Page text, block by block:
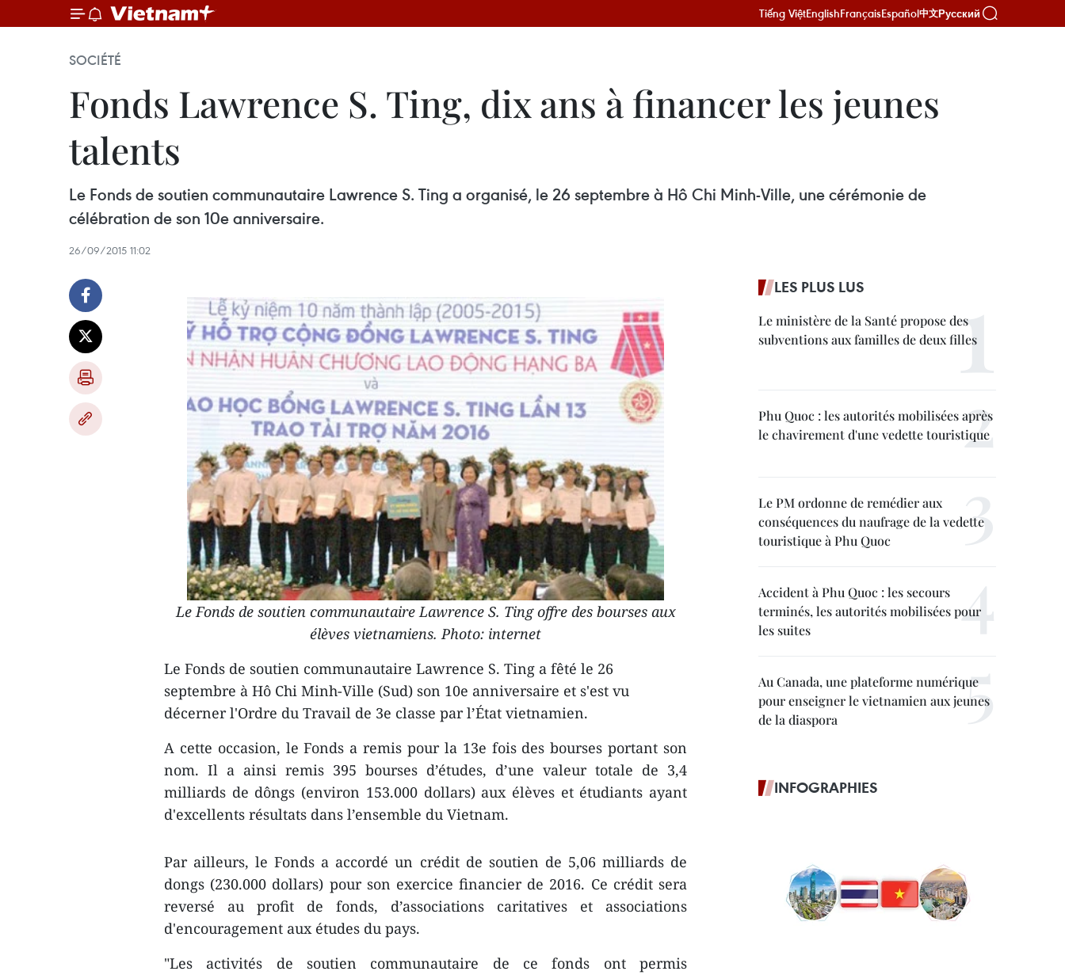
Tiếng ViệtEnglishFrançaisEspañol中文Русский
SOCIÉTÉ
Fonds Lawrence S. Ting, dix ans à financer les jeunes
talents
Le Fonds de soutien communautaire Lawrence S. Ting a organisé, le 26 septembre à Hô Chi Minh-Ville, une cérémonie de
célébration de son 10e anniversaire.
26/09/2015 11:02
Le Fonds de soutien communautaire Lawrence S. Ting offre des bourses aux
élèves vietnamiens. Photo: internet
Le Fonds de soutien communautaire Lawrence S. Ting a fêté le 26
septembre à Hô Chi Minh-Ville (Sud) son 10e anniversaire et s'est vu
décerner l'Ordre du Travail de 3e classe par l’État vietnamien.
A cette occasion, le Fonds a remis pour la 13e fois des bourses portant son
nom. Il a ainsi remis 395 bourses d’études, d’une valeur totale de 3,4
milliards de dôngs (environ 153.000 dollars) aux élèves et étudiants ayant
d'excellents résultats dans l’ensemble du Vietnam.
Par ailleurs, le Fonds a accordé un crédit de soutien de 5,06 milliards de
dongs (230​.000 dollars) pour son exercice financier de 2016. Ce crédit sera
reversé au profit de fonds, d’associations caritatives et associations
d'encouragement aux études du pays.
"Les activités de soutien communautaire de ce fonds ont permis
LES PLUS LUS
Le ministère de la Santé propose des
subventions aux familles de deux filles
Phu Quoc : les autorités mobilisées après
le chavirement d'une vedette touristique
Le PM ordonne de remédier aux
conséquences du naufrage de la vedette
touristique à Phu Quoc
Accident à Phu Quoc : les secours
terminés, les autorités mobilisées pour
les suites
Au Canada, une plateforme numérique
pour enseigner le vietnamien aux jeunes
de la diaspora
INFOGRAPHIES